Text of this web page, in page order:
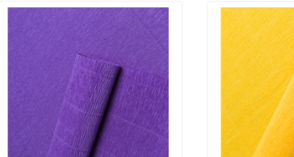
Темп. хранения: -20 до +35 С .
45
шт
зеленый морской